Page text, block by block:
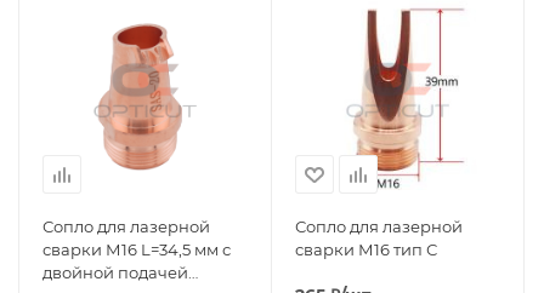
Сопло для лазерной
сварки М16 L=34,5 мм с
двойной подачей
Сопло для лазерной
сварки М16 тип С